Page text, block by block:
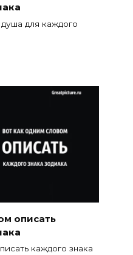
для каждого
описать
каждого знака